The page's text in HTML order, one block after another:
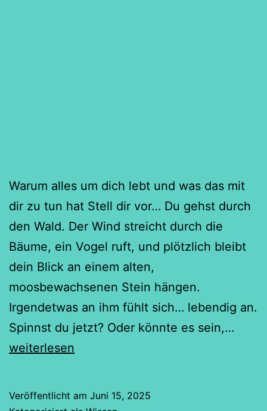
Warum alles um dich lebt und was das mit
dir zu tun hat Stell dir vor… Du gehst durch
den Wald. Der Wind streicht durch die
Bäume, ein Vogel ruft, und plötzlich bleibt
dein Blick an einem alten,
moosbewachsenen Stein hängen.
Irgendetwas an ihm fühlt sich… lebendig an.
Spinnst du jetzt? Oder könnte es sein,…
weiterlesen
Veröffentlicht am Juni 15, 2025